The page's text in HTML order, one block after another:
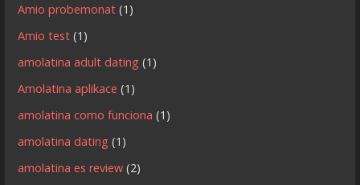
Amio probemonat (1)
Amio test (1)
amolatina adult dating (1)
Amolatina aplikace (1)
amolatina como funciona (1)
amolatina dating (1)
amolatina es review (2)